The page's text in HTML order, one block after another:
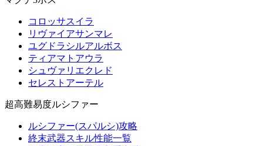
コロッサスイラ
リヴァイアサンマレ
ユグドラシルアルボス
ティアマトアウラ
シュヴァリエクレド
セレストアーテル
超高難易度ルシファー
ルシファー(スパルシ)攻略
終末武器スキル性能一覧